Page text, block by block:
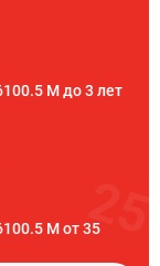
M до 3 лет
M от 35